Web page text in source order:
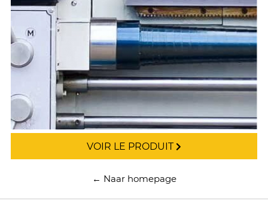
VOIR LE PRODUIT
← Naar homepage